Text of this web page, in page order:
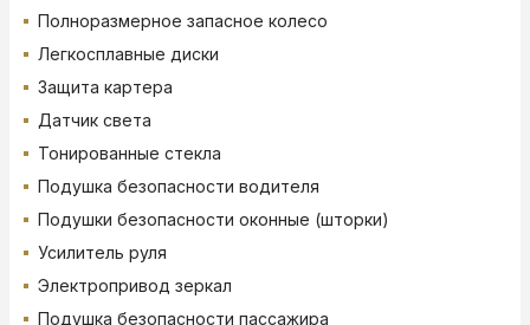
Полноразмерное запасное колесо
Легкосплавные диски
Защита картера
Датчик света
Тонированные стекла
Подушка безопасности водителя
Подушки безопасности оконные (шторки)
Усилитель руля
Электропривод зеркал
Подушка безопасности пассажира